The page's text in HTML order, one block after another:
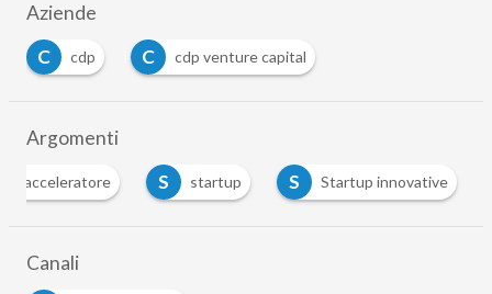
Aziende
C
cdp C cdp venture capital
Argomenti
acceleratore S startup S Startup innovative
Canali